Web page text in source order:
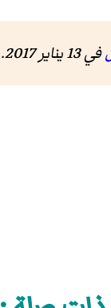
في 13 يناير 2017 .